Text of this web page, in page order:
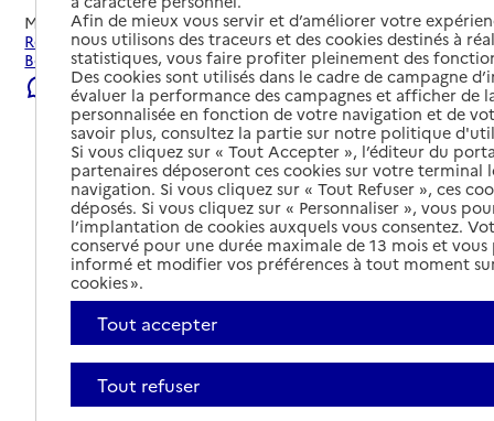
Mis à jour le22/07/2026
Rechercher les établissements et services autour de
Bordeaux.
Signaler une erreur
Afin de mieux vous servir et d’améliorer votre
nous utilisons des traceurs et des cookies destinés à
statistiques, vous faire profiter pleinement des
Des cookies sont utilisés dans le cadre de campagne
évaluer la performance des campagnes et afficher de
personnalisée en fonction de votre navigation et de
savoir plus, consultez la partie sur notre politique
Si vous cliquez sur « Tout Accepter », l’éditeur du
partenaires déposeront ces cookies sur votre terminal
navigation. Si vous cliquez sur « Tout Refuser », ces
déposés. Si vous cliquez sur « Personnaliser », vous
l’implantation de cookies auxquels vous consentez.
conservé pour une durée maximale de 13 mois et
informé et modifier vos préférences à tout moment
cookies ».
Tout accepter
Tout refuser